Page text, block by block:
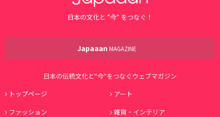
日本の文化と ”今” をつなぐ！
Japaaan MAGAZINE
日本の伝統文化と"今"をつなぐウェブマガジン
トップページ
アート
ファッション
雑貨・インテリア